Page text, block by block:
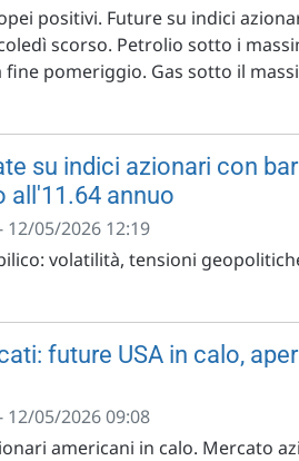
positivi. Future su indici
scorso. Petrolio sotto i
pomeriggio. Gas sotto il
su indici azionari con
all'11.64 annuo
12/05/2026 12:19
volatilità, tensioni
future USA in calo,
12/05/2026 09:08
americani in calo. Mercato